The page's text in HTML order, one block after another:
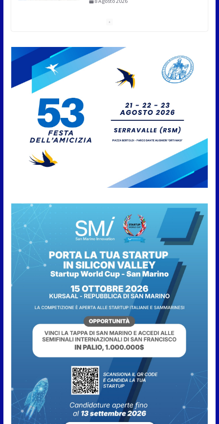
Femminile: quattro Primavera
aggregate alla Prima Squadra
8 Agosto 2026
Live” una serata di
divertimento, arte, buona
cucina e solidarietà, a Faetano.
Con la firma e la regia di